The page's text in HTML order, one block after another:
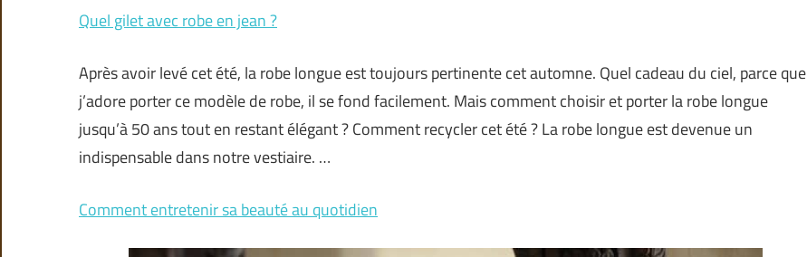
Quel gilet avec robe en jean ?
Après avoir levé cet été, la robe longue est toujours pertinente cet automne. Quel cadeau du ciel, parce que
j’adore porter ce modèle de robe, il se fond facilement. Mais comment choisir et porter la robe longue
jusqu’à 50 ans tout en restant élégant ? Comment recycler cet été ? La robe longue est devenue un
indispensable dans notre vestiaire. …
Comment entretenir sa beauté au quotidien